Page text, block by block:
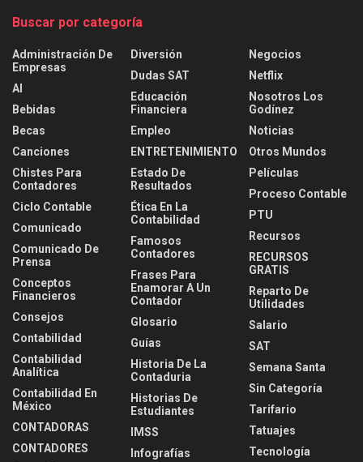
Buscar por categoría
Administración De
Empresas
AI
Bebidas
Becas
Canciones
Chistes Para
Contadores
Ciclo Contable
Comunicado
Comunicado De
Prensa
Conceptos
Financieros
Consejos
Contabilidad
Contabilidad
Analítica
Contabilidad En
México
CONTADORAS
CONTADORES
Diversión
Dudas SAT
Educación
Financiera
Empleo
ENTRETENIMIENTO
Estado De
Resultados
Ética En La
Contabilidad
Famosos
Contadores
Frases Para
Enamorar A Un
Contador
Glosario
Guías
Historia De La
Contaduria
Historias De
Estudiantes
IMSS
Infografías
Negocios
Netflix
Nosotros Los
Godínez
Noticias
Otros Mundos
Películas
Proceso Contable
PTU
Recursos
RECURSOS
GRATIS
Reparto De
Utilidades
Salario
SAT
Semana Santa
Sin Categoría
Tarifario
Tatuajes
Tecnología